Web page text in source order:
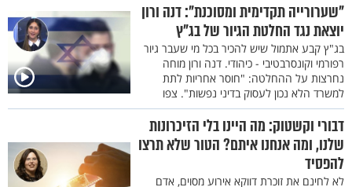
"שערורייה תקדימית ומסוכנת": דנה ורון
יוצאת נגד החלטת הגיור של בג"ץ
בג"ץ קבע אתמול שיש להכיר בכל מי שעבר גיור
רפורמי וקונסרבטיבי - כיהודי. דנה ורון מוחה
נחרצות על ההחלטה: "חוסר אחריות לתת
למשרד הלא נכון לעסוק בדיני נפשות". צפו
דבורי וקשטוק: מה היינו בלי הזיכרונות
שלנו, ומה אנחנו איתם? הטור שלא תרצו
להפסיד
לא לחינם את זוכרת דווקא אירוע מסוים, אדם